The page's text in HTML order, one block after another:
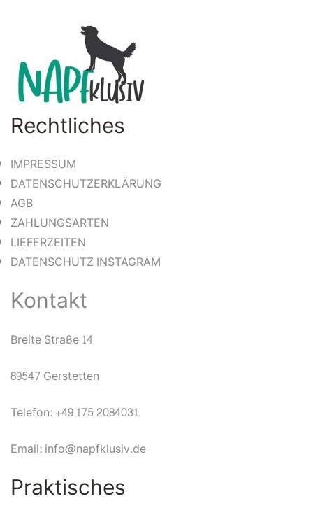
Rechtliches
IMPRESSUM
DATENSCHUTZERKLÄRUNG
AGB
ZAHLUNGSARTEN
LIEFERZEITEN
DATENSCHUTZ INSTAGRAM
Kontakt
Breite Straße 14
89547 Gerstetten
Telefon: +49 175 2084031
Email: info@napfklusiv.de
Praktisches